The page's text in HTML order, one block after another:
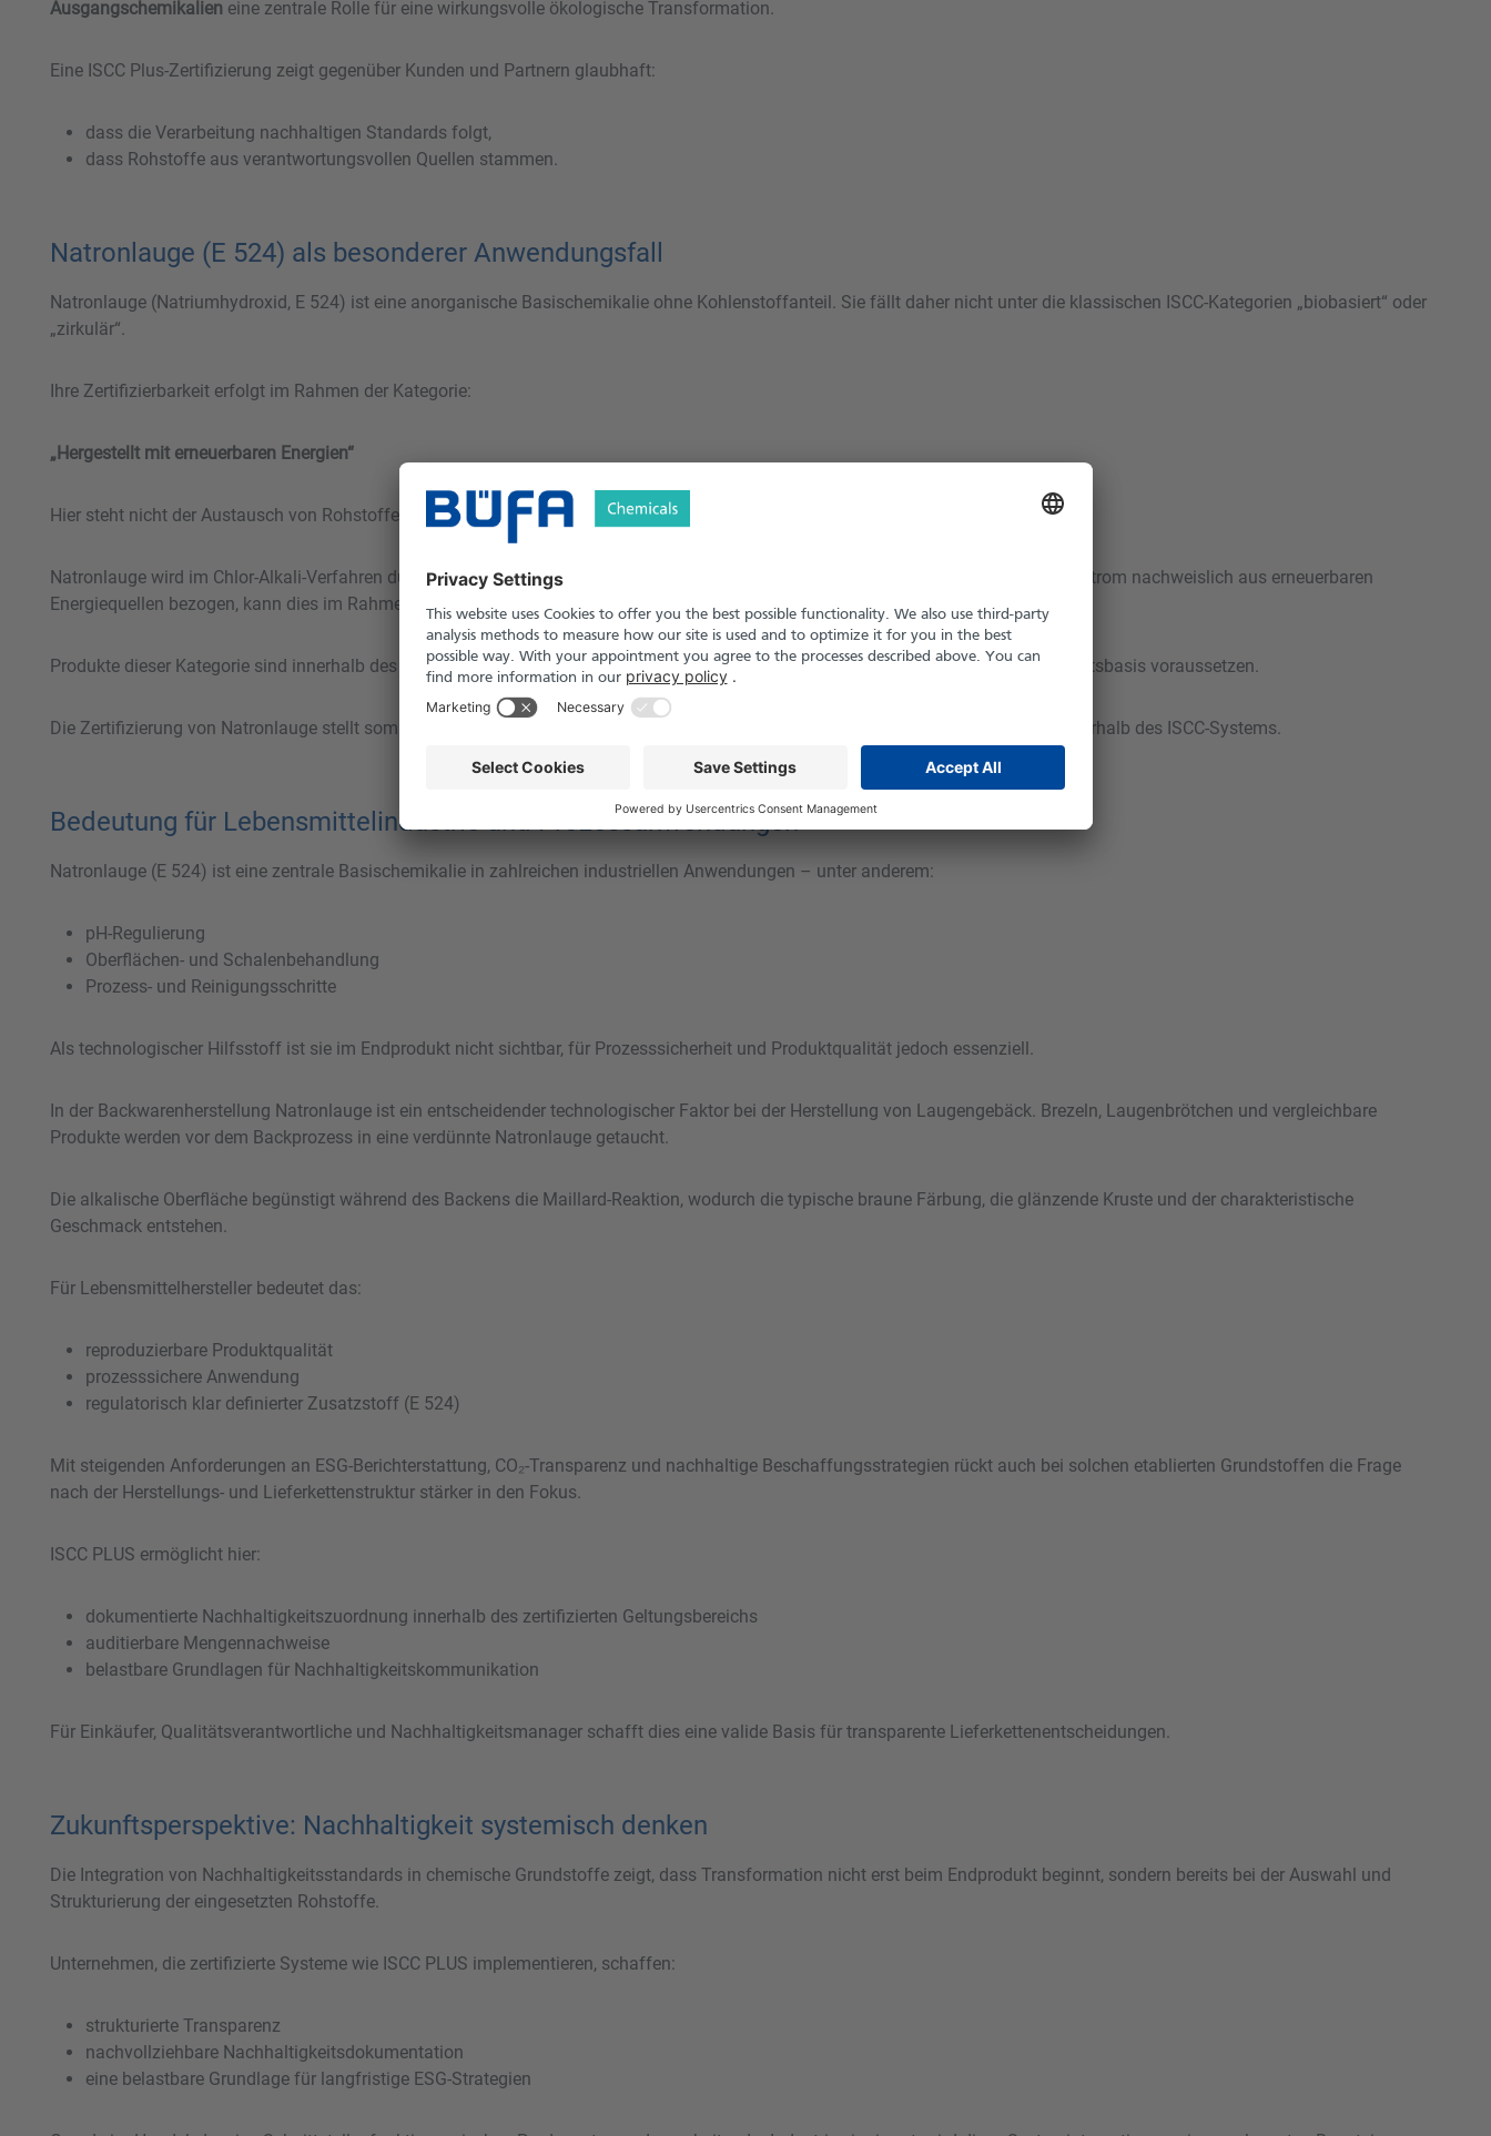
Ausgangschemikalien eine zentrale Rolle für eine wirkungsvolle ökologische Transformation.
Eine ISCC Plus-Zertifizierung zeigt gegenüber Kunden und Partnern glaubhaft:
dass die Verarbeitung nachhaltigen Standards folgt,
dass Rohstoffe aus verantwortungsvollen Quellen stammen.
Natronlauge (E 524) als besonderer Anwendungsfall
Natronlauge (Natriumhydroxid, E 524) ist eine anorganische Basischemikalie ohne Kohlenstoffanteil. Sie fällt daher nicht unter die klassischen ISCC-Kategorien „biobasiert“ oder
„zirkulär“.
Ihre Zertifizierbarkeit erfolgt im Rahmen der Kategorie:
„Hergestellt mit erneuerbaren Energien“
Hier steht nicht der Austausch von Rohstoffen im Fokus, sondern die Energiequelle der Herstellung.
Natronlauge wird im Chlor-Alkali-Verfahren durch Elektrolyse gewonnen – ein energieintensiver Prozess. Wird der hierfür eingesetzte Strom nachweislich aus erneuerbaren
Energiequellen bezogen, kann dies im Rahmen von ISCC PLUS dokumentiert und im Massenbilanzsystem zugeordnet werden.
Produkte dieser Kategorie sind innerhalb des Systems vergleichsweise selten, da sie eine klar zuordenbare energetische Nachhaltigkeitsbasis voraussetzen.
Die Zertifizierung von Natronlauge stellt somit keinen Standardfall dar, sondern einen strukturell besonderen Anwendungsbereich innerhalb des ISCC-Systems.
Bedeutung für Lebensmittelindustrie und Prozessanwendungen
Natronlauge (E 524) ist eine zentrale Basischemikalie in zahlreichen industriellen Anwendungen – unter anderem:
pH-Regulierung
Oberflächen- und Schalenbehandlung
Prozess- und Reinigungsschritte
Als technologischer Hilfsstoff ist sie im Endprodukt nicht sichtbar, für Prozesssicherheit und Produktqualität jedoch essenziell.
In der Backwarenherstellung Natronlauge ist ein entscheidender technologischer Faktor bei der Herstellung von Laugengebäck. Brezeln, Laugenbrötchen und vergleichbare
Produkte werden vor dem Backprozess in eine verdünnte Natronlauge getaucht.
Die alkalische Oberfläche begünstigt während des Backens die Maillard-Reaktion, wodurch die typische braune Färbung, die glänzende Kruste und der charakteristische
Geschmack entstehen.
Für Lebensmittelhersteller bedeutet das:
reproduzierbare Produktqualität
prozesssichere Anwendung
regulatorisch klar definierter Zusatzstoff (E 524)
Mit steigenden Anforderungen an ESG-Berichterstattung, CO₂-Transparenz und nachhaltige Beschaffungsstrategien rückt auch bei solchen etablierten Grundstoffen die Frage
nach der Herstellungs- und Lieferkettenstruktur stärker in den Fokus.
ISCC PLUS ermöglicht hier:
dokumentierte Nachhaltigkeitszuordnung innerhalb des zertifizierten Geltungsbereichs
auditierbare Mengennachweise
belastbare Grundlagen für Nachhaltigkeitskommunikation
Für Einkäufer, Qualitätsverantwortliche und Nachhaltigkeitsmanager schafft dies eine valide Basis für transparente Lieferkettenentscheidungen.
Zukunftsperspektive: Nachhaltigkeit systemisch denken
Die Integration von Nachhaltigkeitsstandards in chemische Grundstoffe zeigt, dass Transformation nicht erst beim Endprodukt beginnt, sondern bereits bei der Auswahl und
Strukturierung der eingesetzten Rohstoffe.
Unternehmen, die zertifizierte Systeme wie ISCC PLUS implementieren, schaffen:
strukturierte Transparenz
nachvollziehbare Nachhaltigkeitsdokumentation
eine belastbare Grundlage für langfristige ESG-Strategien